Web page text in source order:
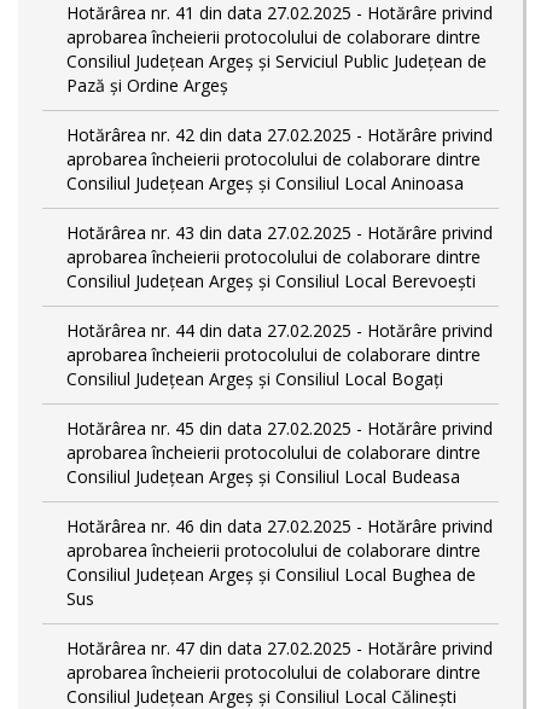
Hotărârea nr. 41 din data 27.02.2025 - Hotărâre privind
aprobarea încheierii protocolului de colaborare dintre
Consiliul Județean Argeș și Serviciul Public Județean de
Pază și Ordine Argeș
Hotărârea nr. 42 din data 27.02.2025 - Hotărâre privind
aprobarea încheierii protocolului de colaborare dintre
Consiliul Județean Argeș și Consiliul Local Aninoasa
Hotărârea nr. 43 din data 27.02.2025 - Hotărâre privind
aprobarea încheierii protocolului de colaborare dintre
Consiliul Județean Argeș și Consiliul Local Berevoești
Hotărârea nr. 44 din data 27.02.2025 - Hotărâre privind
aprobarea încheierii protocolului de colaborare dintre
Consiliul Județean Argeș și Consiliul Local Bogați
Hotărârea nr. 45 din data 27.02.2025 - Hotărâre privind
aprobarea încheierii protocolului de colaborare dintre
Consiliul Județean Argeș și Consiliul Local Budeasa
Hotărârea nr. 46 din data 27.02.2025 - Hotărâre privind
aprobarea încheierii protocolului de colaborare dintre
Consiliul Județean Argeș și Consiliul Local Bughea de
Sus
Hotărârea nr. 47 din data 27.02.2025 - Hotărâre privind
aprobarea încheierii protocolului de colaborare dintre
Consiliul Județean Argeș și Consiliul Local Călinești